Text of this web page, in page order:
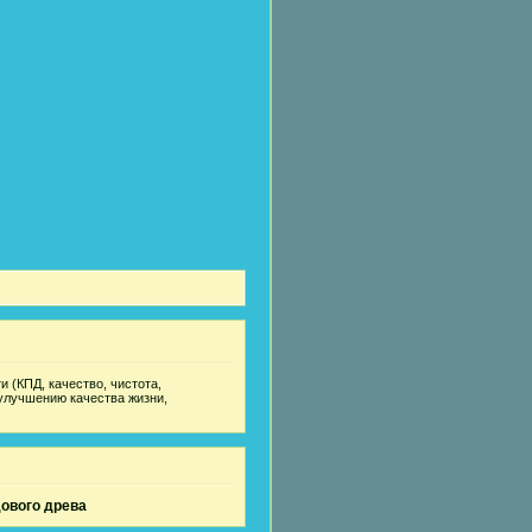
(КПД, качество, чистота,
качества жизни,
древа